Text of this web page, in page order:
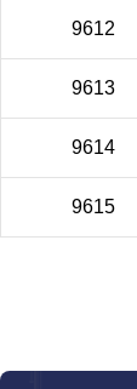
9612
9613
9614
9615